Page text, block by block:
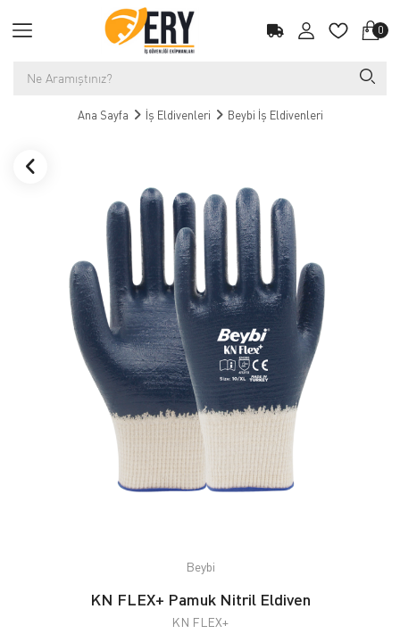
0
Ana Sayfa İş Eldivenleri Beybi İş Eldivenleri
Beybi
KN FLEX+ Pamuk Nitril Eldiven
KN FLEX+